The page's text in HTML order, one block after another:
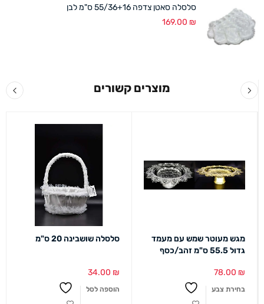
סלסלה סאטן צדפה 55/36+16 ס"מ לבן
169.00 ₪
מוצרים קשורים
מגש מעוטר שמש עם מעמד
גדול 55.5 ס"מ זהב/כסף
78.00 ₪
בחירת צבע
סלסלה שושבינה 20 ס"מ
34.00 ₪
הוספה לסל